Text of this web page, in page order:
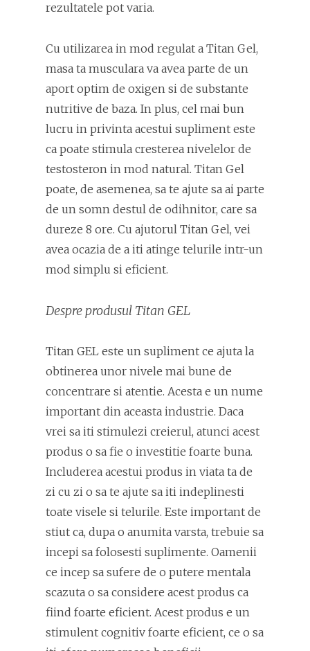
rezultatele pot varia.
Cu utilizarea in mod regulat a Titan Gel,
masa ta musculara va avea parte de un
aport optim de oxigen si de substante
nutritive de baza. In plus, cel mai bun
lucru in privinta acestui supliment este
ca poate stimula cresterea nivelelor de
testosteron in mod natural. Titan Gel
poate, de asemenea, sa te ajute sa ai parte
de un somn destul de odihnitor, care sa
dureze 8 ore. Cu ajutorul Titan Gel, vei
avea ocazia de a iti atinge telurile intr-un
mod simplu si eficient.
Despre produsul Titan GEL
Titan GEL este un supliment ce ajuta la
obtinerea unor nivele mai bune de
concentrare si atentie. Acesta e un nume
important din aceasta industrie. Daca
vrei sa iti stimulezi creierul, atunci acest
produs o sa fie o investitie foarte buna.
Includerea acestui produs in viata ta de
zi cu zi o sa te ajute sa iti indeplinesti
toate visele si telurile. Este important de
stiut ca, dupa o anumita varsta, trebuie sa
incepi sa folosesti suplimente. Oamenii
ce incep sa sufere de o putere mentala
scazuta o sa considere acest produs ca
fiind foarte eficient. Acest produs e un
stimulent cognitiv foarte eficient, ce o sa